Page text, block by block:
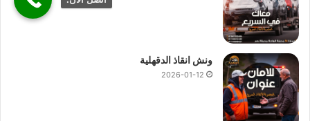
ونش انقاذ الدقهلية
2026-01-12